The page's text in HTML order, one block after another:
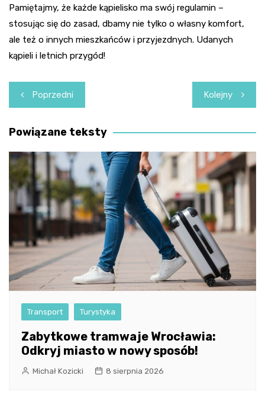
Pamiętajmy, że każde kąpielisko ma swój regulamin –
stosując się do zasad, dbamy nie tylko o własny komfort,
ale też o innych mieszkańców i przyjezdnych. Udanych
kąpieli i letnich przygód!
Nawigacja
wpisu
Poprzedni Kolejny
Powiązane teksty
Transport Turystyka
Zabytkowe tramwaje Wrocławia:
Odkryj miasto w nowy sposób!
Michał Kozicki 8 sierpnia 2026